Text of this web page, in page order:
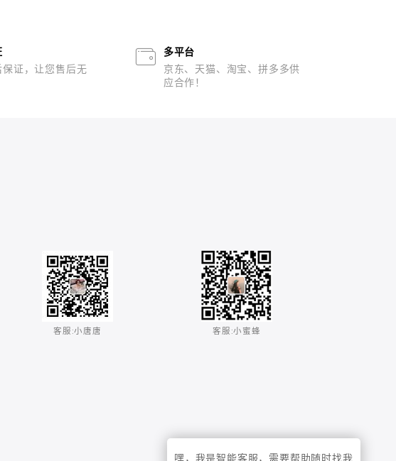
保证，让您售后无
多平台
京东、天猫、淘宝、拼多多供
应合作！
客服:小唐唐​ 客服:小蜜蜂​
嘿，我是智能客服，需要帮助随时找我